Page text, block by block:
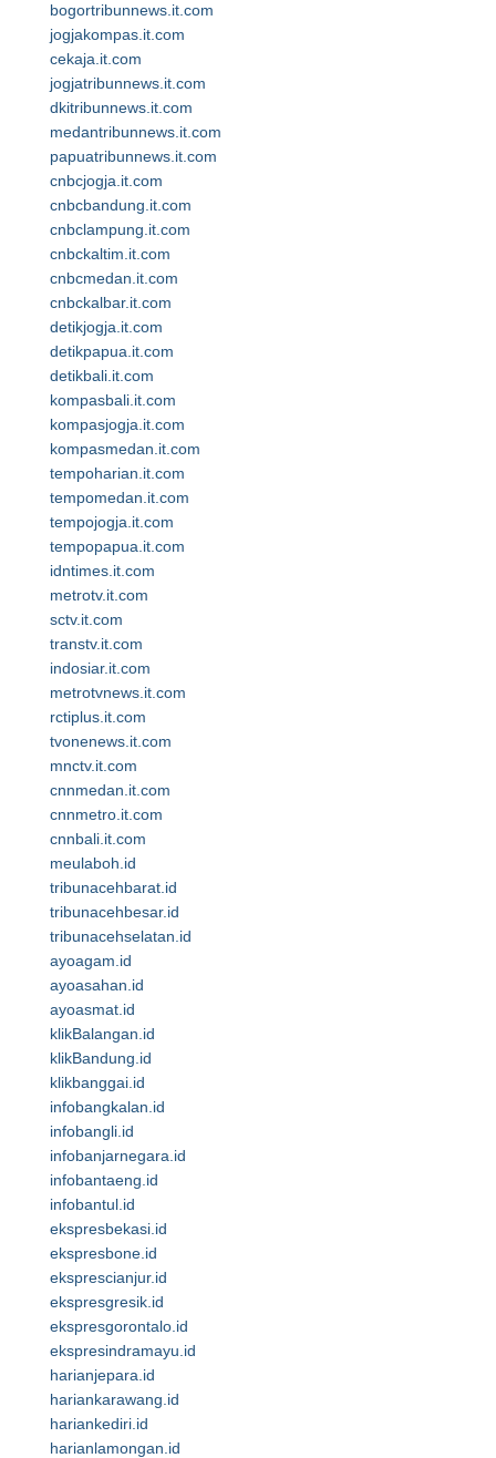
bogortribunnews.it.com
jogjakompas.it.com
cekaja.it.com
jogjatribunnews.it.com
dkitribunnews.it.com
medantribunnews.it.com
papuatribunnews.it.com
cnbcjogja.it.com
cnbcbandung.it.com
cnbclampung.it.com
cnbckaltim.it.com
cnbcmedan.it.com
cnbckalbar.it.com
detikjogja.it.com
detikpapua.it.com
detikbali.it.com
kompasbali.it.com
kompasjogja.it.com
kompasmedan.it.com
tempoharian.it.com
tempomedan.it.com
tempojogja.it.com
tempopapua.it.com
idntimes.it.com
metrotv.it.com
sctv.it.com
transtv.it.com
indosiar.it.com
metrotvnews.it.com
rctiplus.it.com
tvonenews.it.com
mnctv.it.com
cnnmedan.it.com
cnnmetro.it.com
cnnbali.it.com
meulaboh.id
tribunacehbarat.id
tribunacehbesar.id
tribunacehselatan.id
ayoagam.id
ayoasahan.id
ayoasmat.id
klikBalangan.id
klikBandung.id
klikbanggai.id
infobangkalan.id
infobangli.id
infobanjarnegara.id
infobantaeng.id
infobantul.id
ekspresbekasi.id
ekspresbone.id
eksprescianjur.id
ekspresgresik.id
ekspresgorontalo.id
ekspresindramayu.id
harianjepara.id
hariankarawang.id
hariankediri.id
harianlamongan.id